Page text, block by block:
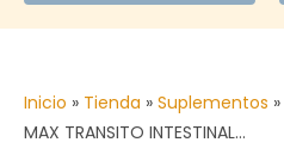
Inicio » Tienda » Suplementos »
MAX TRANSITO INTESTINAL…